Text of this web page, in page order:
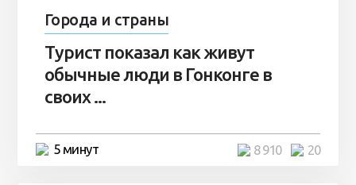
Города и страны
Турист показал как живут
обычные люди в Гонконге в
своих ...
5 минут 20
8 910